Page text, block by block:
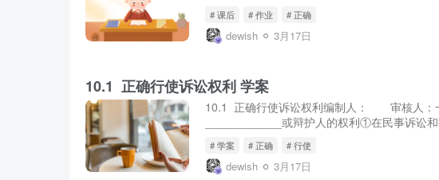
# 课后 # 作业 # 正确
dewish 3月17日
10.1 正确行使诉讼权利 学案
10.1 正确行使诉讼权利编制人： 审核人：
____________或辩护人的权利①在民事诉讼
# 学案 # 正确 # 行使
dewish 3月17日